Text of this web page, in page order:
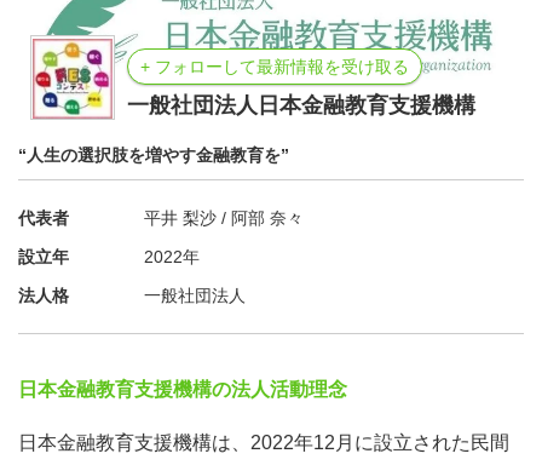
+ フォローして最新情報を受け取る
一般社団法人日本金融教育支援機構
“人生の選択肢を増やす金融教育を”
代表者
平井 梨沙 / 阿部 奈々
設立年
2022年
法人格
一般社団法人
日本金融教育支援機構の法人活動理念
日本金融教育支援機構は、2022年12月に設立された民間